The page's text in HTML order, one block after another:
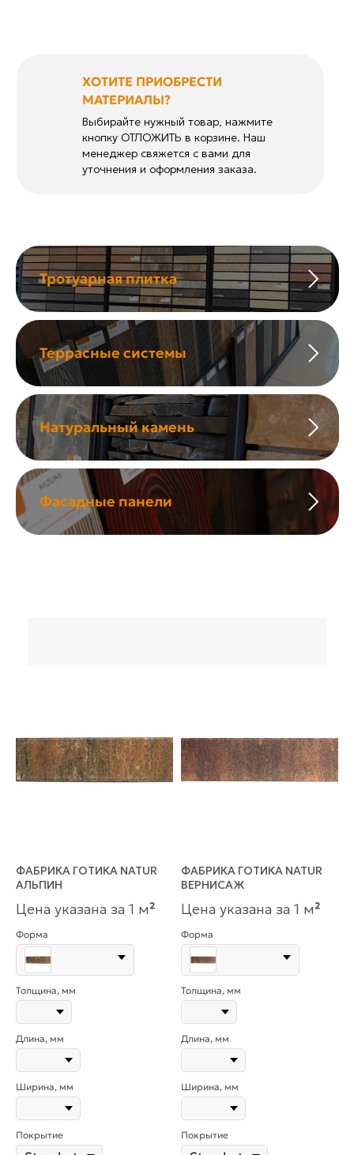
Выбирайте нужный товар, нажмите
кнопку ОТЛОЖИТЬ в корзине. Наш
менеджер свяжется с вами для
уточнения и оформления заказа.
ХОТИТЕ ПРИОБРЕСТИ
МАТЕРИАЛЫ?
Тротуарная плитка
Террасные системы
Натуральный камень
Фасадные панели
ФАБРИКА ГОТИКА NATUR
АЛЬПИН
Цена указана за 1 м²
Форма
Толщина, мм
Длина, мм
Ширина, мм
Покрытие
ФАБРИКА ГОТИКА NATUR
ВЕРНИСАЖ
Цена указана за 1 м²
Форма
Толщина, мм
Длина, мм
Ширина, мм
Покрытие